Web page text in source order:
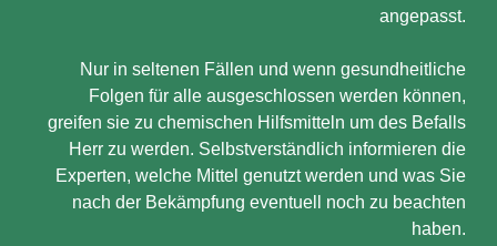
angepasst.
Nur in seltenen Fällen und wenn gesundheitliche
Folgen für alle ausgeschlossen werden können,
greifen sie zu chemischen Hilfsmitteln um des Befalls
Herr zu werden. Selbstverständlich informieren die
Experten, welche Mittel genutzt werden und was Sie
nach der Bekämpfung eventuell noch zu beachten
haben.